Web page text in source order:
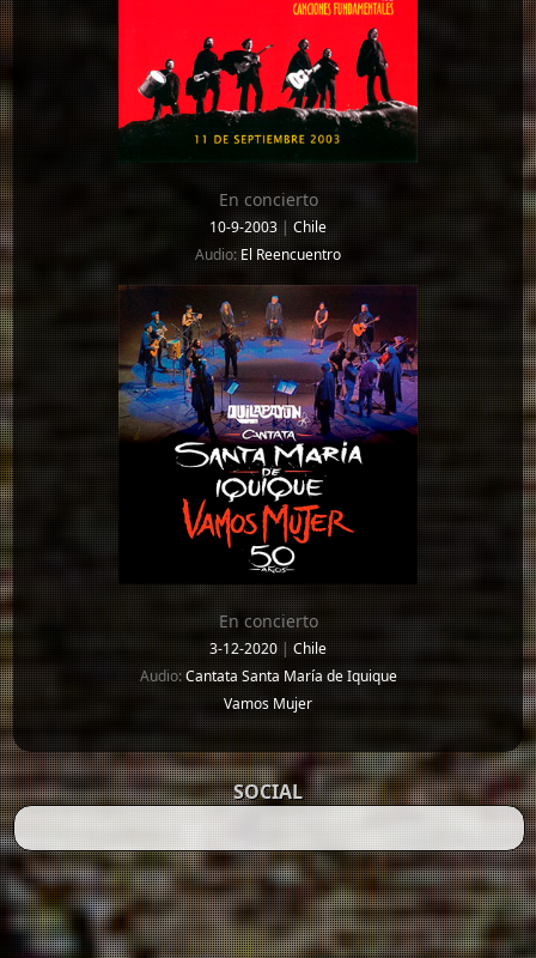
En concierto
10-9-2003|Chile
Audio:El Reencuentro
En concierto
3-12-2020|Chile
Audio:Cantata Santa María de Iquique
Vamos Mujer
SOCIAL